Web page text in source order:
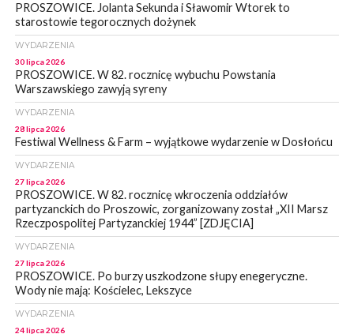
PROSZOWICE. Jolanta Sekunda i Sławomir Wtorek to
starostowie tegorocznych dożynek
WYDARZENIA
30 lipca 2026
PROSZOWICE. W 82. rocznicę wybuchu Powstania
Warszawskiego zawyją syreny
WYDARZENIA
28 lipca 2026
Festiwal Wellness & Farm – wyjątkowe wydarzenie w Dosłońcu
WYDARZENIA
27 lipca 2026
PROSZOWICE. W 82. rocznicę wkroczenia oddziałów
partyzanckich do Proszowic, zorganizowany został „XII Marsz
Rzeczpospolitej Partyzanckiej 1944” [ZDJĘCIA]
WYDARZENIA
27 lipca 2026
PROSZOWICE. Po burzy uszkodzone słupy enegeryczne.
Wody nie mają: Kościelec, Lekszyce
WYDARZENIA
24 lipca 2026